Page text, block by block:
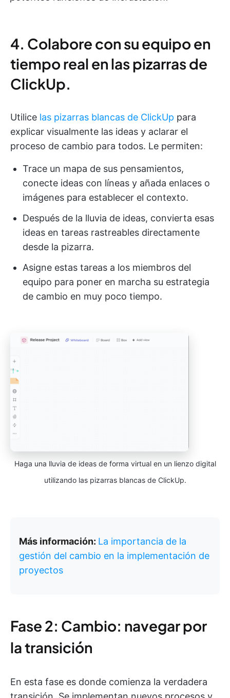
4. Colabore con su equipo en
tiempo real en las pizarras de
ClickUp.
Utilice las pizarras blancas de ClickUp para
explicar visualmente las ideas y aclarar el
proceso de cambio para todos. Le permiten:
Trace un mapa de sus pensamientos,
conecte ideas con líneas y añada enlaces o
imágenes para establecer el contexto.
Después de la lluvia de ideas, convierta esas
ideas en tareas rastreables directamente
desde la pizarra.
Asigne estas tareas a los miembros del
equipo para poner en marcha su estrategia
de cambio en muy poco tiempo.
Haga una lluvia de ideas de forma virtual en un lienzo digital
utilizando las pizarras blancas de ClickUp.
Más información: La importancia de la
gestión del cambio en la implementación de
proyectos
Fase 2: Cambio: navegar por
la transición
En esta fase es donde comienza la verdadera